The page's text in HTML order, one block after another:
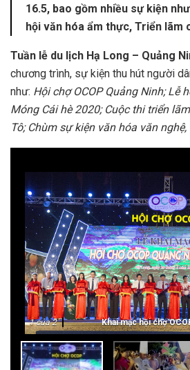
16.5, bao gồm nhiều sự kiện
hội văn hóa ẩm thực, Triển lãm
Tuần lễ du lịch Hạ Long – Quảng
chương trình, sự kiện thu hút người
như: Hội chợ OCOP Quảng Ninh; Lễ
Móng Cái hè 2020; Cuộc thi triển
Tô; Chùm sự kiện văn hóa văn
1của 2 Khai mạc hội chợ